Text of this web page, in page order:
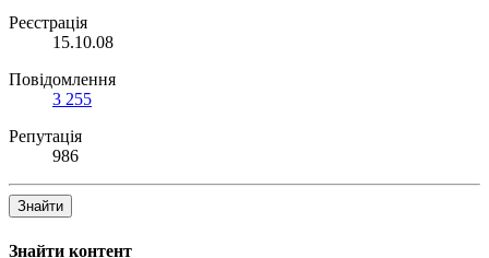
Реєстрація
15.10.08
Повідомлення
3 255
Репутація
986
Знайти
Знайти контент